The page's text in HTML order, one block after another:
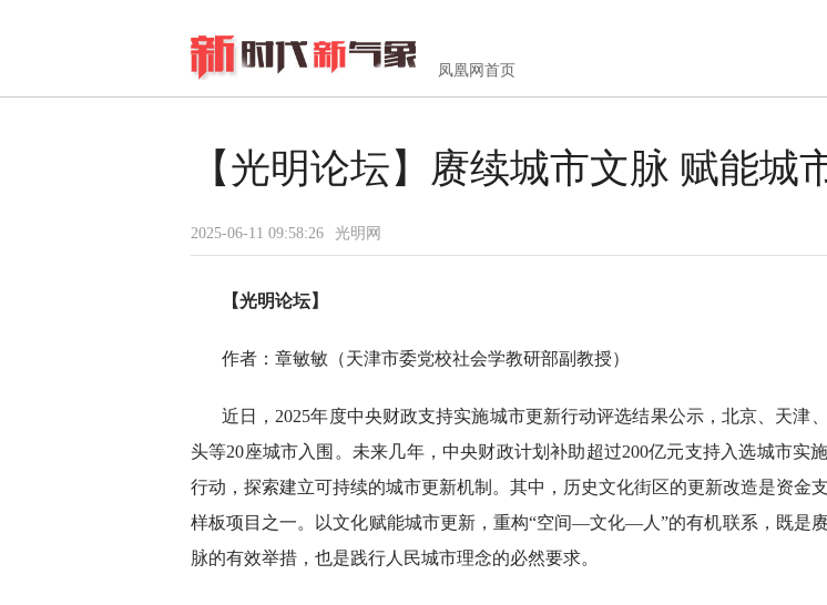
凤凰网首页
【光明论坛】赓续城市文脉 赋能城
2025-06-11 09:58:26 光明网
【光明论坛】
作者：章敏敏（天津市委党校社会学教研部副教授）
近日，2025年度中央财政支持实施城市更新行动评选结果公示，北京、天津
头等20座城市入围。未来几年，中央财政计划补助超过200亿元支持入选城市实
行动，探索建立可持续的城市更新机制。其中，历史文化街区的更新改造是资金
样板项目之一。以文化赋能城市更新，重构“空间—文化—人”的有机联系，既是
脉的有效举措，也是践行人民城市理念的必然要求。